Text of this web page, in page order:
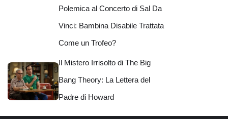
Polemica al Concerto di Sal Da
Vinci: Bambina Disabile Trattata
Come un Trofeo?
Il Mistero Irrisolto di The Big
Bang Theory: La Lettera del
Padre di Howard